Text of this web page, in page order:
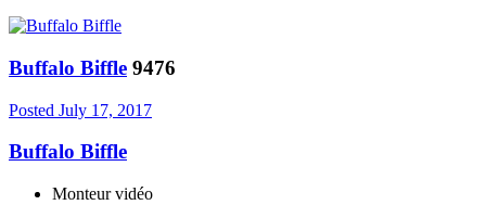
Buffalo Biffle 9476
Posted July 17, 2017
Buffalo Biffle
Monteur vidéo